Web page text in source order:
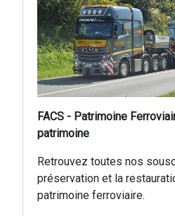
FACS - Patrimoine
patrimoine
Retrouvez toutes nos
préservation et la
patrimoine ferroviaire.